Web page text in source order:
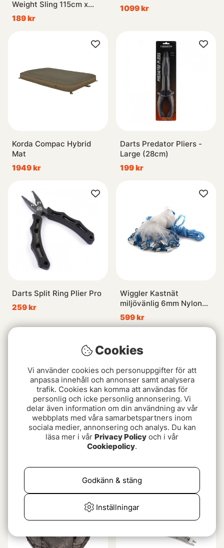
Weight Sling 115cm x
70cm
189 kr
1099 kr
Korda Compac Hybrid
Mat
1949 kr
Darts Predator Pliers -
Large (28cm)
199 kr
Darts Split Ring Plier Pro
259 kr
Wiggler Kastnät
miljövänlig 6mm Nylon
järnsänken
599 kr
Sonik Bank-Tek Pro-Mat
Rapala Tång lång 11'.
RCP11
299 kr
Cookies
Vi använder cookies och personuppgifter för att
anpassa innehåll och annonser samt analysera
trafik. Cookies kan komma att användas för
personlig och icke personlig annonsering. Vi
delar även information om din användning av vår
webbplats med våra samarbetspartners inom
sociala medier, annonsering och analys. Du kan
läsa mer i vår Privacy Policy och i vår
Cookiepolicy.
Inställningar
Godkänn & stäng